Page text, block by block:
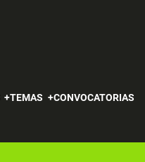
TEMAS CONVOCATORIAS